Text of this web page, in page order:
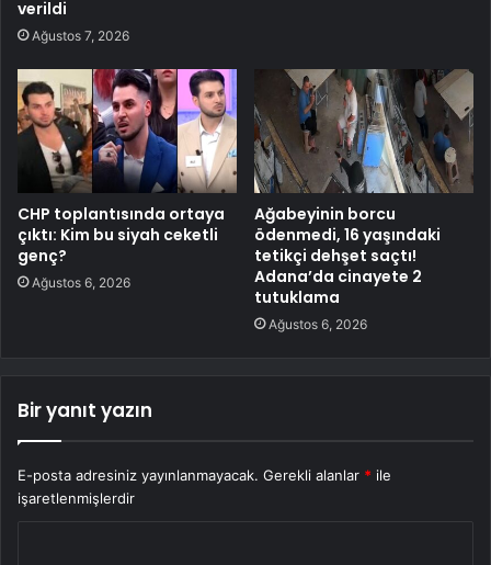
verildi
Ağustos 7, 2026
CHP toplantısında ortaya
çıktı: Kim bu siyah ceketli
genç?
Ağustos 6, 2026
Ağabeyinin borcu
ödenmedi, 16 yaşındaki
tetikçi dehşet saçtı!
Adana’da cinayete 2
tutuklama
Ağustos 6, 2026
Bir yanıt yazın
E-posta adresiniz yayınlanmayacak. Gerekli alanlar * ile
işaretlenmişlerdir